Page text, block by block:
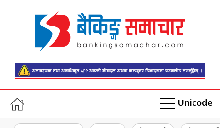
Unicode